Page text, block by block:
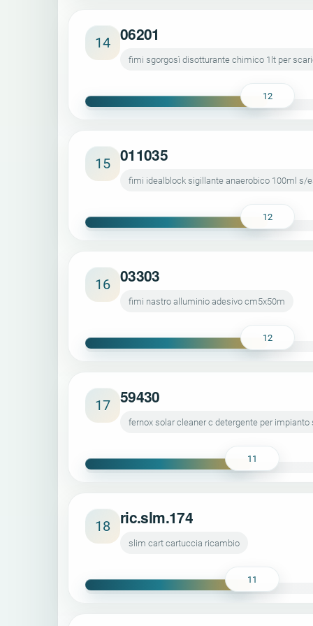
14 06201
fimi sgorgosì disotturante chimico 1lt per
12
15 011035
fimi idealblock sigillante anaerobico 100ml s/
12
16 03303
fimi nastro alluminio adesivo cm5x50m
12
17 59430
fernox solar cleaner c detergente per impianto
11
18 ric.slm.174
slim cart cartuccia ricambio
11